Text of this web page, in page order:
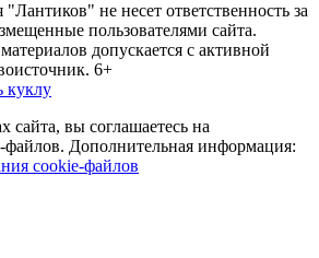
не несет ответственность за
пользователями сайта.
допускается с активной
6+
куклу
сайта, вы соглашаетесь на
файлов. Дополнительная информация:
cookie-файлов